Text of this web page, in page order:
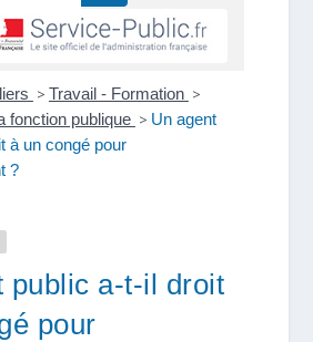
> Travail - Formation >
fonction publique > Un agent
à un congé pour
?
public a-t-il droit
pour